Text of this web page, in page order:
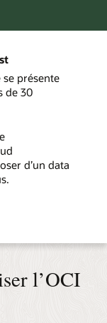
présente
de 30
d’un data
l’OCI